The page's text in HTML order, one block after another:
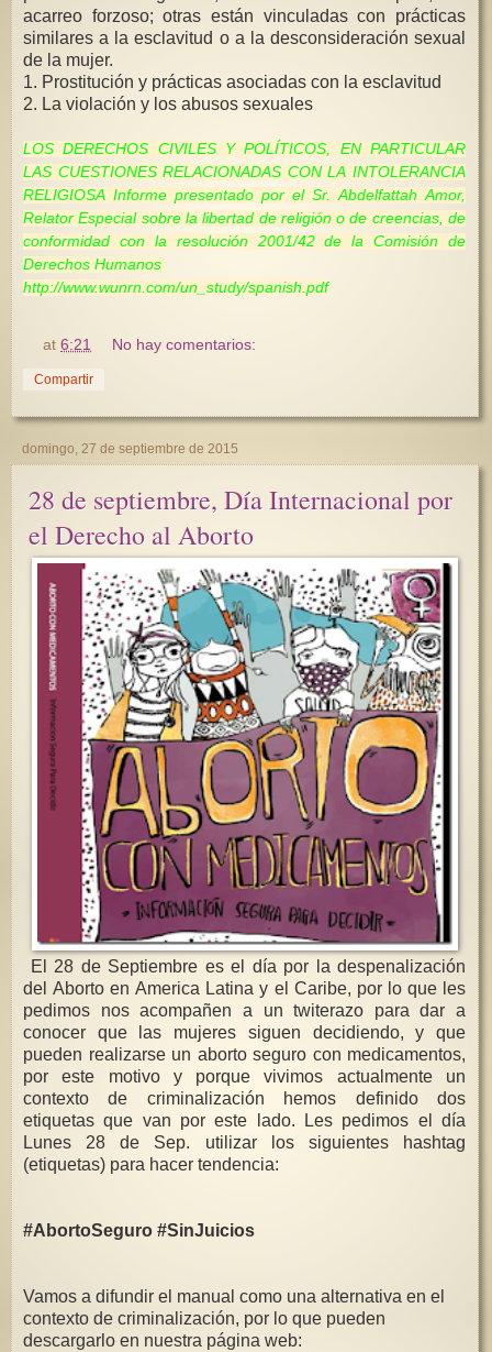
acarreo forzoso; otras están vinculadas con prácticas
similares a la esclavitud o a la desconsideración sexual
de la mujer.
1. Prostitución y prácticas asociadas con la esclavitud
2. La violación y los abusos sexuales
LOS DERECHOS CIVILES Y POLÍTICOS, EN PARTICULAR
LAS CUESTIONES RELACIONADAS CON LA INTOLERANCIA
RELIGIOSA Informe presentado por el Sr. Abdelfattah Amor,
Relator Especial sobre la libertad de religión o de creencias, de
conformidad con la resolución 2001/42 de la Comisión de
Derechos Humanos
http://www.wunrn.com/un_study/spanish.pdf
at6:21 No hay comentarios:
Compartir
domingo, 27 de septiembre de 2015
28 de septiembre, Día Internacional por
el Derecho al Aborto
El 28 de Septiembre es el día por la despenalización
del Aborto en America Latina y el Caribe, por lo que les
pedimos nos acompañen a un twiterazo para dar a
conocer que las mujeres siguen decidiendo, y que
pueden realizarse un aborto seguro con medicamentos,
por este motivo y porque vivimos actualmente un
contexto de criminalización hemos definido dos
etiquetas que van por este lado. Les pedimos el día
Lunes 28 de Sep. utilizar los siguientes hashtag
(etiquetas) para hacer tendencia:
#AbortoSeguro #SinJuicios
Vamos a difundir el manual como una alternativa en el
contexto de criminalización, por lo que pueden
descargarlo en nuestra página web: